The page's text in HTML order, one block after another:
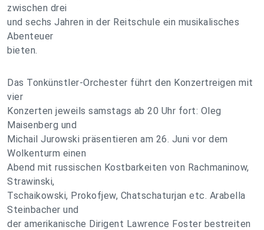
zwischen drei
und sechs Jahren in der Reitschule ein musikalisches
Abenteuer
bieten.
Das Tonkünstler-Orchester führt den Konzertreigen mit
vier
Konzerten jeweils samstags ab 20 Uhr fort: Oleg
Maisenberg und
Michail Jurowski präsentieren am 26. Juni vor dem
Wolkenturm einen
Abend mit russischen Kostbarkeiten von Rachmaninow,
Strawinski,
Tschaikowski, Prokofjew, Chatschaturjan etc. Arabella
Steinbacher und
der amerikanische Dirigent Lawrence Foster bestreiten